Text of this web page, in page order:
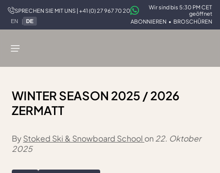
SPRECHEN SIE MIT UNS | +41 (0) 27 967 70 20
Wir sind bis 5:30 PM CET
geöffnet
EN | DE ABONNIEREN • BROSCHÜREN
WINTER SEASON 2025 / 2026 ZERMATT
WINTER SEASON 2025 / 2026
ZERMATT
ByStoked Ski & Snowboard School on 22. Oktober
2025